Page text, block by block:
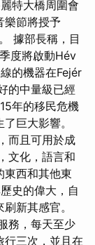
特大橋周圍會
樂節將授予
據部長稱，目
度將啟動Hév
的機器在Fejér
的中量級已經
年的移民危機
巨大影響。
而且可用於成
文化，語言和
東西和其他東
史的偉大，自
新其感官。
務，每天至少
行三次，並且在